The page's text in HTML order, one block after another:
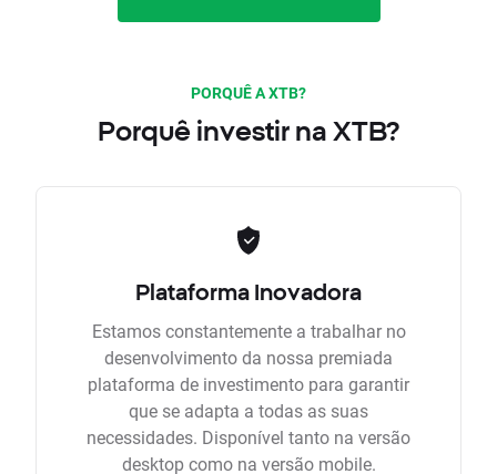
PORQUÊ A XTB?
Porquê investir na XTB?
Plataforma Inovadora
Estamos constantemente a trabalhar no
desenvolvimento da nossa premiada
plataforma de investimento para garantir
que se adapta a todas as suas
necessidades. Disponível tanto na versão
desktop como na versão mobile.